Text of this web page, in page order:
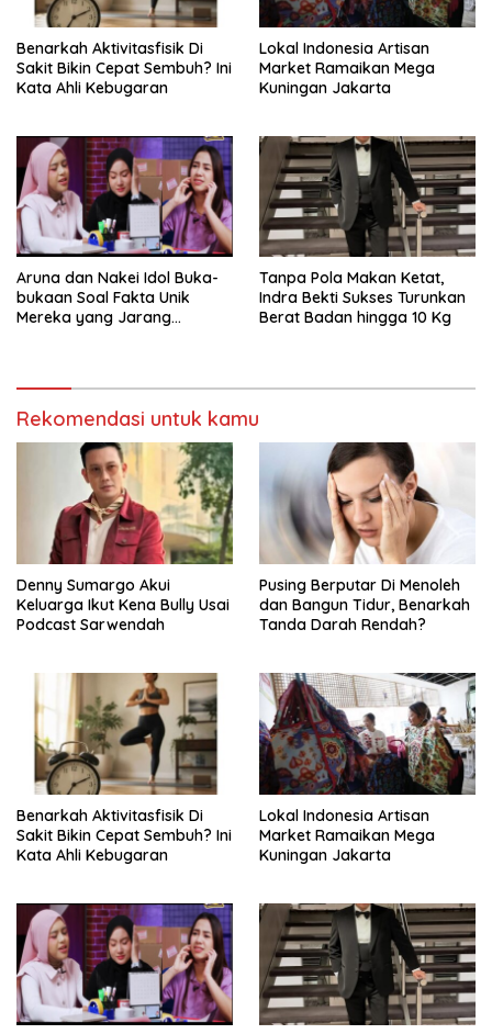
Benarkah Aktivitasfisik Di
Sakit Bikin Cepat Sembuh? Ini
Kata Ahli Kebugaran
Lokal Indonesia Artisan
Market Ramaikan Mega
Kuningan Jakarta
Aruna dan Nakei Idol Buka-
bukaan Soal Fakta Unik
Mereka yang Jarang
Tanpa Pola Makan Ketat,
Indra Bekti Sukses Turunkan
Berat Badan hingga 10 Kg
Rekomendasi untuk kamu
Denny Sumargo Akui
Keluarga Ikut Kena Bully Usai
Podcast Sarwendah
Pusing Berputar Di Menoleh
dan Bangun Tidur, Benarkah
Tanda Darah Rendah?
Benarkah Aktivitasfisik Di
Sakit Bikin Cepat Sembuh? Ini
Kata Ahli Kebugaran
Lokal Indonesia Artisan
Market Ramaikan Mega
Kuningan Jakarta